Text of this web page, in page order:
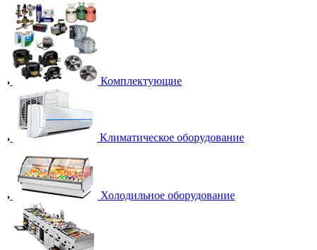
Комплектующие
Климатическое оборудование
Холодильное оборудование